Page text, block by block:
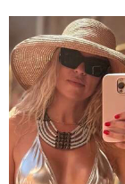
Tohle tělo